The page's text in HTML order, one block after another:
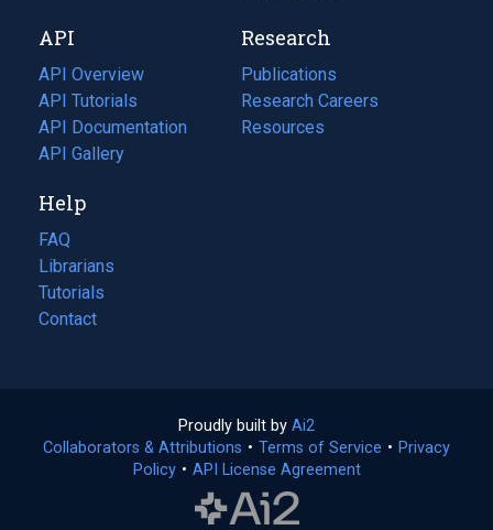
tab)
new
tab)
API
API Overview
API Tutorials
API Documentation
(opens
in
new
tab)
API Gallery
Research
Publications
(opens
in
a
Research Careers
(opens
in
Resources
(opens
Help
FAQ
Librarians
Tutorials
Contact
Proudly built by Ai2
in
a
Collaborators & Attributions • Terms of Service (opens
• Privacy
Policy(opens
• API License Agreement